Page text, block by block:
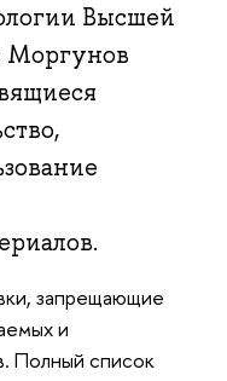
Высшей
Моргунов
запрещающие
и
Полный список